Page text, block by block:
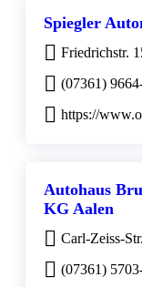
Spiegler
Friedrichstr.
(07361)
https://
Autohaus
KG Aalen
Carl-Zeiss-
(07361)